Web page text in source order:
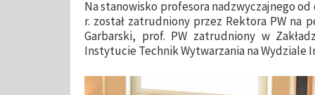
Na stanowisko profesora nadzwyczajnego od
r. został zatrudniony przez Rektora PW na
Garbarski, prof. PW zatrudniony w
Instytucie Technik Wytwarzania na Wydziale